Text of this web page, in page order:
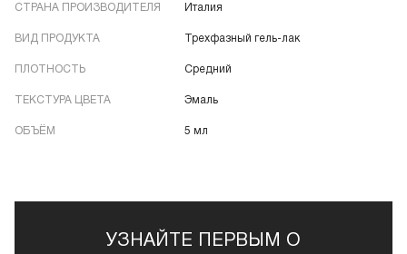
СТРАНА ПРОИЗВОДИТЕЛЯ Италия
ВИД ПРОДУКТА Трехфазный гель-лак
ПЛОТНОСТЬ Средний
ТЕКСТУРА ЦВЕТА Эмаль
ОБЪЁМ 5 мл
УЗНАЙТЕ ПЕРВЫМ О